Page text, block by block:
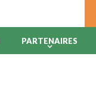
PARTENAIRES